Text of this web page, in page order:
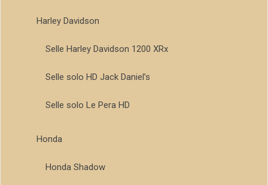
Harley Davidson
Selle Harley Davidson 1200 XRx
Selle solo HD Jack Daniel’s
Selle solo Le Pera HD
Honda
Honda Shadow